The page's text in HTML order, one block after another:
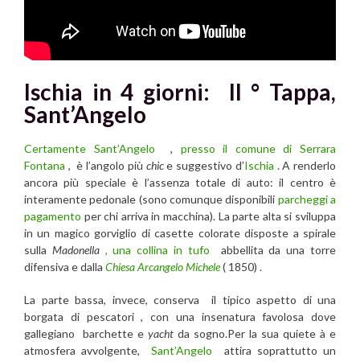
Ischia in 4 giorni: II ° Tappa,
Sant’Angelo
Certamente Sant’Angelo , presso il comune di Serrara
Fontana , è l’angolo più chice suggestivo d’Ischia . A renderlo
ancora più speciale è l’assenza totale di auto: il centro è
interamente pedonale (sono comunque disponibili parcheggi a
pagamento per chi arriva in macchina). La parte alta si sviluppa
in un magico gorviglio di casette colorate disposte a spirale
sulla Madonella, una collina in tufo abbellita da una torre
difensiva e dalla Chiesa Arcangelo Michele( 1850) .
La parte bassa, invece, conserva il tipico aspetto di una
borgata di pescatori , con una insenatura favolosa dove
gallegiano barchette e yacht da sogno.Per la sua quiete à e
atmosfera avvolgente,Sant’Angelo attira soprattutto un